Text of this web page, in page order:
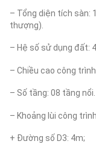
– Tổng diện tích sàn:
thượng).
– Hệ số sử dụng đất:
– Chiều cao công
– Số tầng: 08 tầng nổi.
– Khoảng lùi công
+ Đường số D3: 4m;